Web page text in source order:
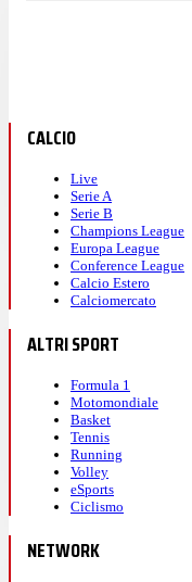
CALCIO
Live
Serie A
Serie B
Champions League
Europa League
Conference League
Calcio Estero
Calciomercato
ALTRI SPORT
Formula 1
Motomondiale
Basket
Tennis
Running
Volley
eSports
Ciclismo
NETWORK